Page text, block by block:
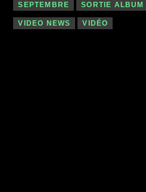
SEPTEMBRE SORTIE ALBUM
VIDEO NEWS VIDÉO